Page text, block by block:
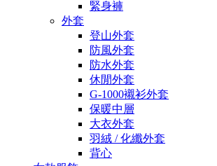
緊身褲
外套
登山外套
防風外套
防水外套
休閒外套
G-1000襯衫外套
保暖中層
大衣外套
羽絨 / 化纖外套
背心